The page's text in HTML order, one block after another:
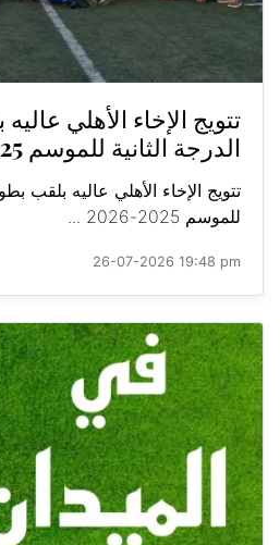
تتويج الإخاء الأهلي
الدرجة الثانية للموسم 2025-2026
تتويج الإخاء الأهلي عاليه بلقب
للموسم 2025-2026 ...
26-07-2026 19:48 pm